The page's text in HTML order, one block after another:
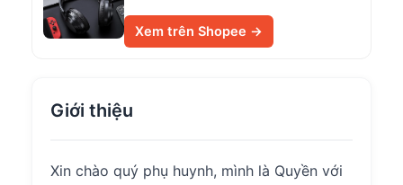
Xem trên Shopee →
Giới thiệu
Xin chào quý phụ huynh, mình là Quyền với